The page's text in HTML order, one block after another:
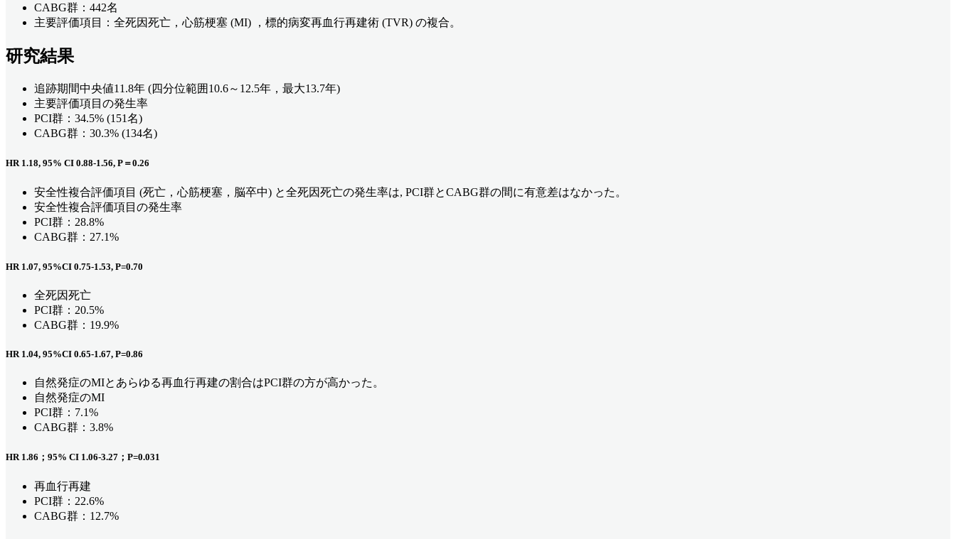
CABG群：442名
主要評価項目：全死因死亡，心筋梗塞 (MI) ，標的病変再血行再建術 (TVR) の複合。
研究結果
追跡期間中央値11.8年 (四分位範囲10.6～12.5年，最大13.7年)
主要評価項目の発生率
PCI群：34.5% (151名)
CABG群：30.3% (134名)
HR 1.18, 95% CI 0.88-1.56, P＝0.26
安全性複合評価項目 (死亡，心筋梗塞，脳卒中) と全死因死亡の発生率は, PCI群とCABG群の間に有意差はなかった。
安全性複合評価項目の発生率
PCI群：28.8%
CABG群：27.1%
HR 1.07, 95%CI 0.75-1.53, P=0.70
全死因死亡
PCI群：20.5%
CABG群：19.9%
HR 1.04, 95%CI 0.65-1.67, P=0.86
自然発症のMIとあらゆる再血行再建の割合はPCI群の方が高かった。
自然発症のMI
PCI群：7.1%
CABG群：3.8%
HR 1.86；95% CI 1.06-3.27；P=0.031
再血行再建
PCI群：22.6%
CABG群：12.7%